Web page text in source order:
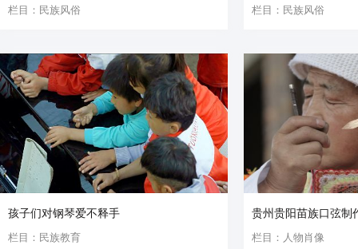
栏目：民族风俗
栏目：民族风俗
孩子们对钢琴爱不释手
栏目：民族教育
贵州贵阳苗族口弦制
栏目：人物肖像